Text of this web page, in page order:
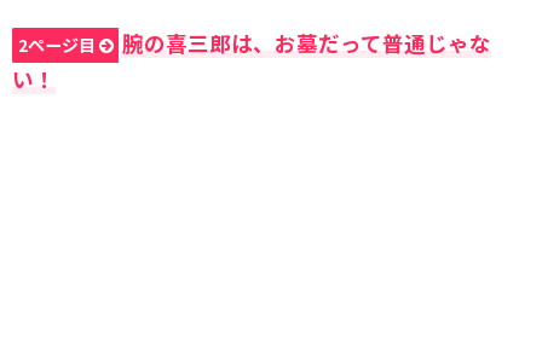
2ページ目
腕の喜三郎は、お墓だって普通じゃな
い！